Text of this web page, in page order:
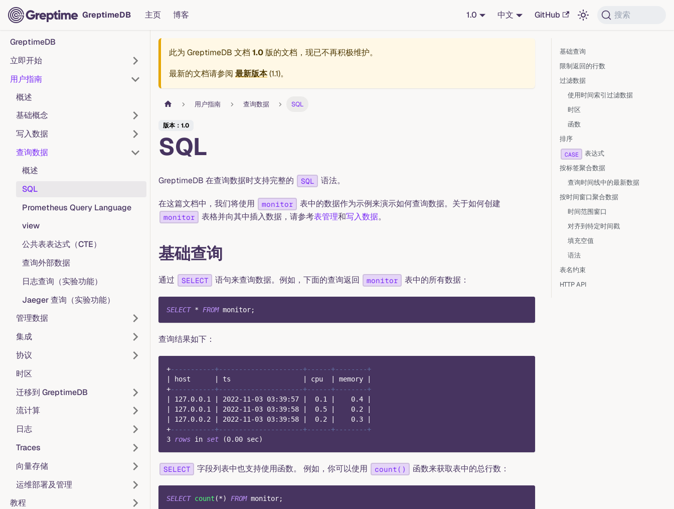
GreptimeDB 主页 博客 1.0 中文 GitHub 搜索
GreptimeDB
立即开始
用户指南
概述
基础概念
写入数据
查询数据
概述
SQL
Prometheus Query Language
view
公共表表达式（CTE）
查询外部数据
日志查询（实验功能）
Jaeger 查询（实验功能）
管理数据
集成
协议
时区
迁移到 GreptimeDB
流计算
日志
Traces
向量存储
运维部署及管理
教程
此为 GreptimeDB 文档 1.0 版的文档，现已不再积极维护。
最新的文档请参阅 最新版本(1.1)。
用户指南 查询数据 SQL
版本：1.0
SQL
GreptimeDB 在查询数据时支持完整的 SQL 语法。
在这篇文档中，我们将使用 monitor 表中的数据作为示例来演示如何查询数据。关于如何创建
monitor 表格并向其中插入数据，请参考表管理和写入数据。
基础查询
通过 SELECT 语句来查询数据。例如，下面的查询返回 monitor 表中的所有数据：
SELECT * FROM monitor;
查询结果如下：
+-----------+---------------------+------+--------+
host ts cpu memory
+-----------+---------------------+------+--------+
127.0.0.1 2022-11 -03 03: 39: 57 0.1 0.4
127.0.0.1 2022-11 -03 03: 39: 58 0.5 0.2
127.0.0.2 2022-11 -03 03: 39: 58 0.2 0.3
+-----------+---------------------+------+--------+
3 rows in set (0.00 sec)
SELECT 字段列表中也支持使用函数。 例如，你可以使用 count() 函数来获取表中的总行数：
SELECT count (*) FROM monitor;
基础查询
限制返回的行数
过滤数据
使用时间索引过滤数据
时区
函数
排序
CASE
表达式
按标签聚合数据
查询时间线中的最新数据
按时间窗口聚合数据
时间范围窗口
对齐到特定时间戳
填充空值
语法
表名约束
HTTP API